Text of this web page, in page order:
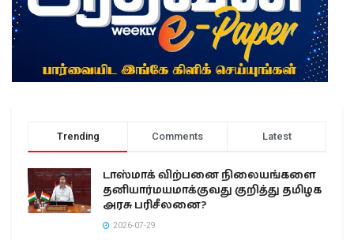
Trending Comments Latest
டாஸ்மாக் விற்பனை நிலையங்களை
தனியார்மயமாக்குவது குறித்து தமிழக
அரசு பரிசீலனை?
2026-07-29